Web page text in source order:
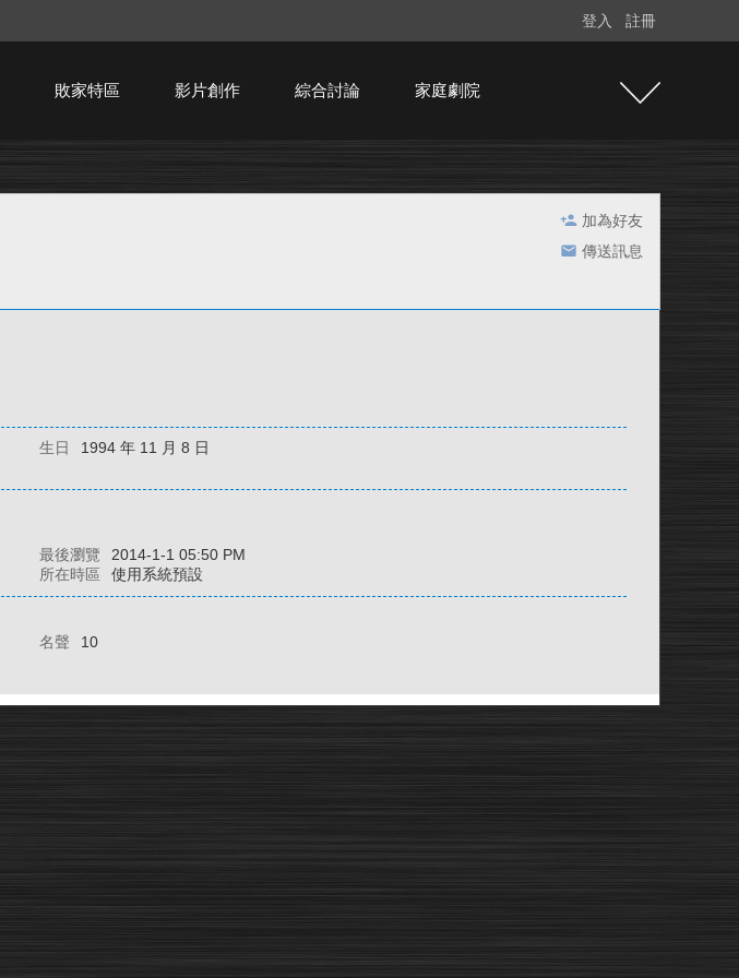
登入 註冊
敗家特區 影片創作 綜合討論 家庭劇院
加為好友
傳送訊息
生日
1994 年 11 月 8 日
最後瀏覽
2014-1-1 05:50 PM
所在時區 使用系統預設
名聲
10